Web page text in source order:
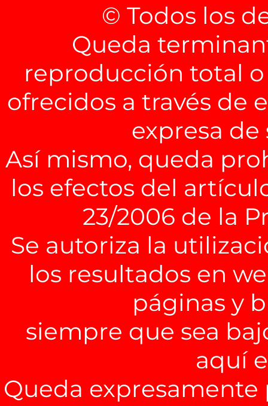
© Todos los
Queda
reproducción total
ofrecidos a través de
expresa
Así mismo, queda
los efectos del
23/2006 de la
Se autoriza la
los resultados en
páginas y
siempre que sea
aquí
Queda